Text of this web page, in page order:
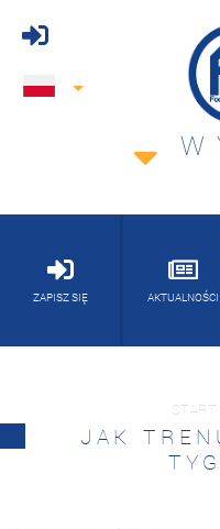
ZAPISZ SIĘ AKTUALNOŚCI
START
JAK